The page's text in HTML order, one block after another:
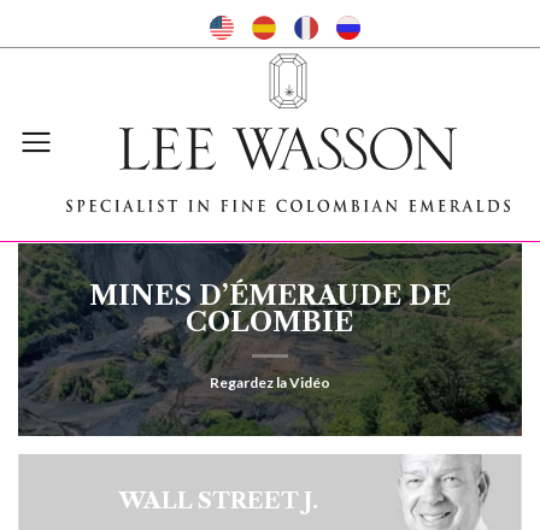
MINES D’ÉMERAUDE DE
COLOMBIE
Regardez la Vidéo
WALL STREET J.